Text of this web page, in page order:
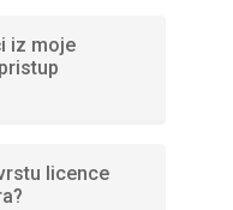
iz moje
licence